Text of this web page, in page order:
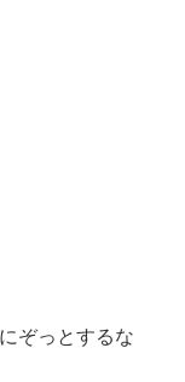
ぞっとするな